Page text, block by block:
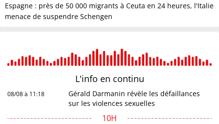
Espagne : près de 50 000 migrants à Ceuta en 24 heures, l'Italie
menace de suspendre Schengen
L'info en continu
08/08 à 11:18
Gérald Darmanin révèle les défaillances
sur les violences sexuelles
10H